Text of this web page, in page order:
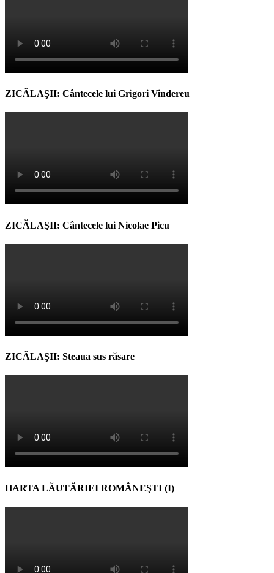
ZICĂLAŞII: Cântecele lui Grigori Vindereu
ZICĂLAŞII: Cântecele lui Nicolae Picu
ZICĂLAŞII: Steaua sus răsare
HARTA LĂUTĂRIEI ROMÂNEŞTI (I)